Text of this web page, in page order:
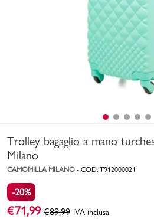
Marchi
Trolley bagaglio a mano
Milano
CAMOMILLA MILANO - COD. T912000021
-20%
€71,99 €89,99 IVA inclusa